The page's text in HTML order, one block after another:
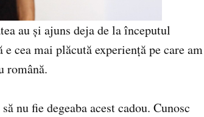
au și ajuns deja de la începutul
cea mai plăcută experiență pe care am
română.
nu fie degeaba acest cadou. Cunosc